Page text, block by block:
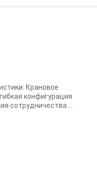
Крановое
конфигурация
сотрудничества ...